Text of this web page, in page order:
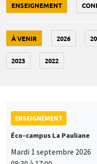
ENSEIGNEMENT
À VENIR 2026
2023 2022
ENSEIGNEMENT
Éco-campus La Pauliane
Mardi 1 septembre 2026